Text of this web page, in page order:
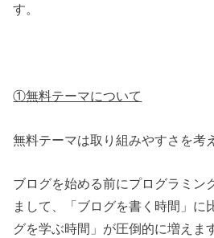
す。
①無料テーマについて
無料テーマは取り組みやすさを考
ブログを始める前にプログラミン
まして、「ブログを書く時間」に
グを学ぶ時間」が圧倒的に増えま